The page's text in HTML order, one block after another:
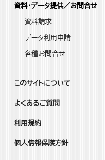
資料・データ提供／お問合せ
資料請求
データ利用申請
各種お問合せ
このサイトについて
よくあるご質問
利用規約
個人情報保護方針